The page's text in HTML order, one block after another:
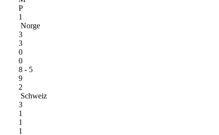
P
1
Norge
3
3
0
0
8 - 5
9
2
Schweiz
3
1
1
1